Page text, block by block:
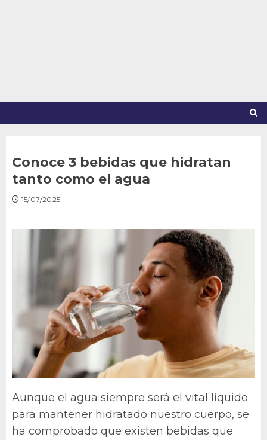
Conoce 3 bebidas que hidratan
tanto como el agua
15/07/2025
Aunque el agua siempre será el vital líquido
para mantener hidratado nuestro cuerpo, se
ha comprobado que existen bebidas que